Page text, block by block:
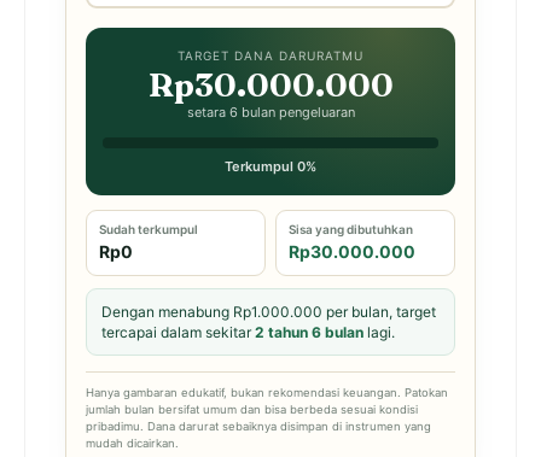
TARGET DANA DARURATMU
Rp30.000.000
setara 6 bulan pengeluaran
Terkumpul 0%
Sudah terkumpul
Rp0
Sisa yang dibutuhkan
Rp30.000.000
Dengan menabung Rp1.000.000 per bulan, target
tercapai dalam sekitar2 tahun 6 bulan lagi.
Hanya gambaran edukatif, bukan rekomendasi keuangan. Patokan
jumlah bulan bersifat umum dan bisa berbeda sesuai kondisi
pribadimu. Dana darurat sebaiknya disimpan di instrumen yang
mudah dicairkan.